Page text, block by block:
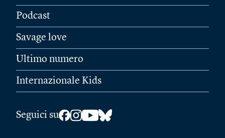
Podcast
Savage love
Ultimo numero
Internazionale Kids
Seguici su